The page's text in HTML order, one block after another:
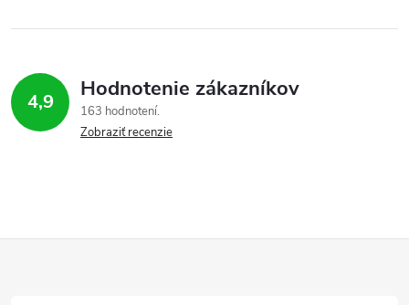
4,9 Hodnotenie zákazníkov
163 hodnotení
Zobraziť recenzie